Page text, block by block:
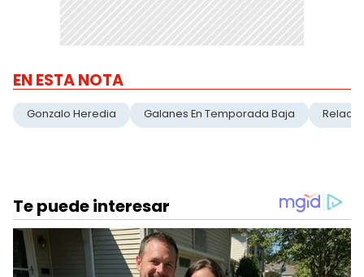
EN ESTA NOTA
Gonzalo Heredia Galanes En Temporada Baja